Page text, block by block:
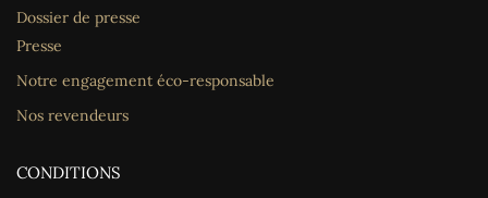
Dossier de presse
Presse
Notre engagement éco-responsable
Nos revendeurs
CONDITIONS